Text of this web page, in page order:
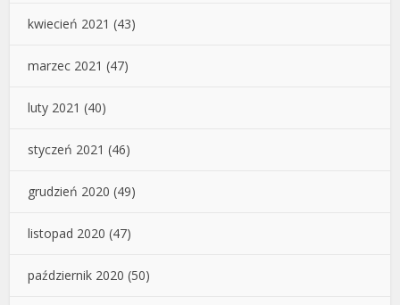
kwiecień 2021 (43)
marzec 2021 (47)
luty 2021 (40)
styczeń 2021 (46)
grudzień 2020 (49)
listopad 2020 (47)
październik 2020 (50)